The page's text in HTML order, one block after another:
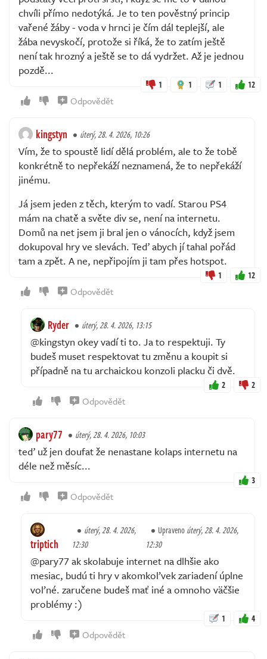
chvíli přímo nedotýká. Je to ten pověstný princip
vařené žáby - voda v hrnci je čím dál teplejší, ale
žába nevyskočí, protože si říká, že to zatím ještě
není tak hrozný a ještě se to dá vydržet. Až je jednou
pozdě...
1 1 1 12
Odpovědět
kingstyn úterý, 28. 4. 2026, 10:26
Vím, že to spoustě lidí dělá problém, ale to že tobě
konkrétně to nepřekáží neznamená, že to nepřekáží
jinému.
Já jsem jeden z těch, kterým to vadí. Starou PS4
mám na chatě a světe div se, není na internetu.
Domů na net jsem ji bral jen o vánocích, když jsem
dokupoval hry ve slevách. Teď abych jí tahal pořád
tam a zpět. A ne, nepřipojím ji tam přes hotspot.
1 12
Odpovědět
Ryder úterý, 28. 4. 2026, 13:15
@kingstyn okey vadí ti to. Ja to respektuji. Ty
budeš muset respektovat tu změnu a koupit si
případně na tu archaickou konzoli placku či dvě.
2 2
Odpovědět
pary77 úterý, 28. 4. 2026, 10:03
teď už jen doufat že nenastane kolaps internetu na
déle než měsíc...
3
Odpovědět
triptich
úterý, 28. 4. 2026,
12:30
Upravenoúterý, 28. 4. 2026,
12:30
@pary77 ak skolabuje internet na dlhšie ako
mesiac, budú ti hry v akomkoľvek zariadení úplne
voľné. zaručene budeš mať iné a omnoho väčšie
problémy :)
1 4
Odpovědět